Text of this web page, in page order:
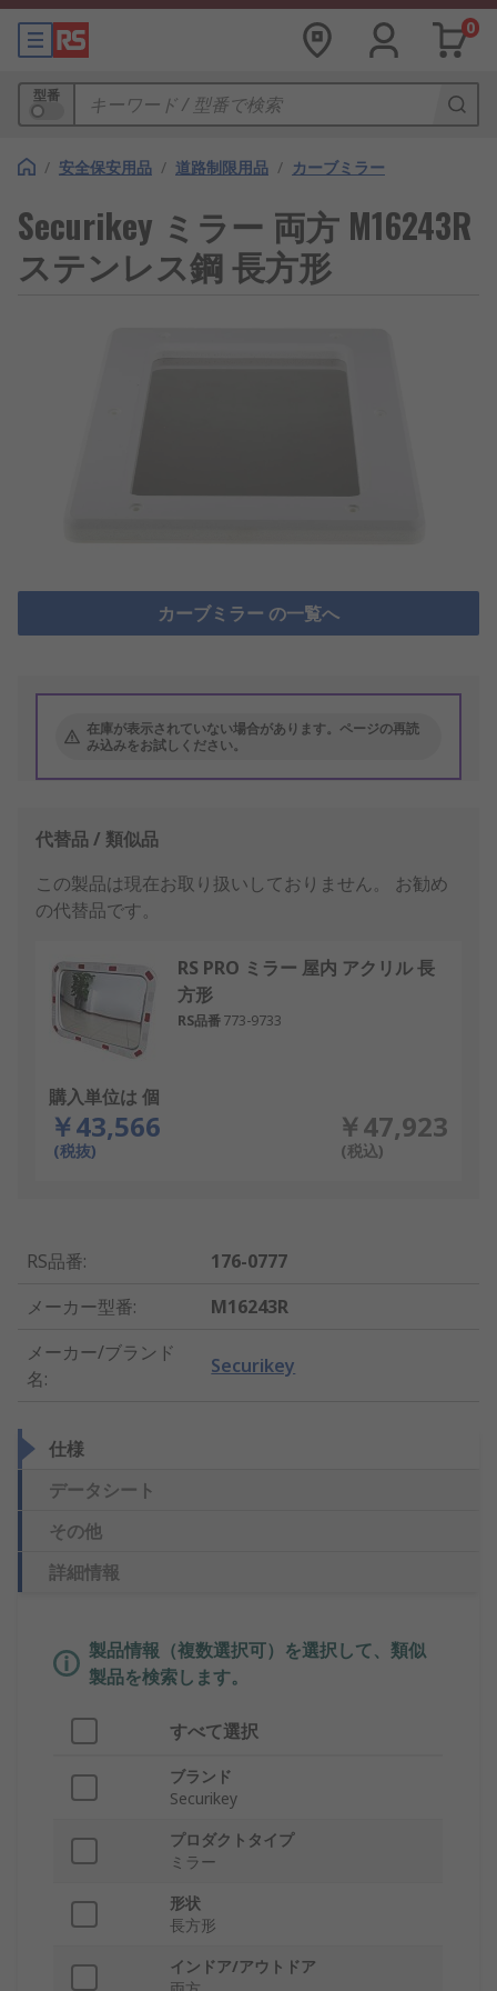
0
型番
/ 安全保安用品 / 道路制限用品 / カーブミラー
Securikey ミラー 両方 M16243R
ステンレス鋼 長方形
カーブミラー の一覧へ
在庫が表示されていない場合があります。ページの再読
み込みをお試しください。
代替品 / 類似品
この製品は現在お取り扱いしておりません。 お勧め
の代替品です。
RS PRO ミラー 屋内 アクリル 長
方形
RS品番773-9733
購入単位は 個
￥43,566
(税抜)
￥47,923
(税込)
RS品番:
176-0777
メーカー型番:
M16243R
メーカー/ブランド
名:
Securikey
仕様
データシート
その他
詳細情報
製品情報（複数選択可）を選択して、類似
製品を検索します。
すべて選択
ブランド
Securikey
プロダクトタイプ
ミラー
形状
長方形
インドア/アウトドア